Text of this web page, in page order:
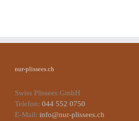
nur-plissees.ch
Swiss Plissees GmbH
Telefon: 044 552 0750
E-Mail: info@nur-plissees.ch